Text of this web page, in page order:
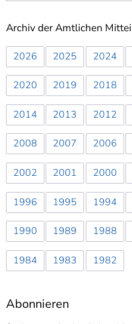
Archiv der Amtlichen
2026 2025 2024
2020 2019 2018
2014 2013 2012
2008 2007 2006
2002 2001 2000
1996 1995 1994
1990 1989 1988
1984 1983 1982
Abonnieren